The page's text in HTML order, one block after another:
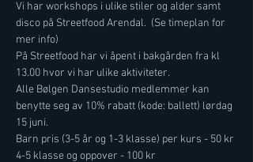
Vi har workshops i ulike stiler og alder samt
disco på Streetfood Arendal.  (Se timeplan for
mer info)
På Streetfood har vi åpent i bakgården fra kl
13.00 hvor vi har ulike aktiviteter.
Alle Bølgen Dansestudio medlemmer kan
benytte seg av 10% rabatt (kode: ballett) lørdag
15 juni.
Barn pris (3-5 år og 1-3 klasse) per kurs - 50 kr
4-5 klasse og oppover - 100 kr